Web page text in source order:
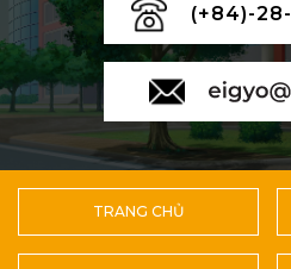
(+84)-
TRANG CHỦ